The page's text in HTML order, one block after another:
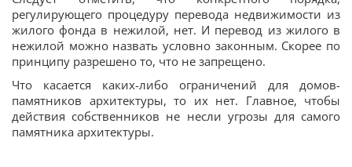
регулирующего процедуру перевода недвижимости из
жилого фонда в нежилой, нет. И перевод из жилого в
нежилой можно назвать условно законным. Скорее по
принципу разрешено то, что не запрещено.
Что касается каких-либо ограничений для домов-
памятников архитектуры, то их нет. Главное, чтобы
действия собственников не несли угрозы для самого
памятника архитектуры.